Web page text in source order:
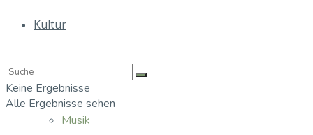
Kultur
Musik
Keine Ergebnisse
Alle Ergebnisse sehen